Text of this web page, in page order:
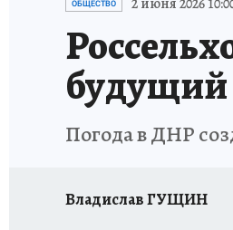
ГИД ПОТРЕБИТЕЛЯ
ОБЩЕСТВО
Погода в ДНР
Владислав ГУЩИН